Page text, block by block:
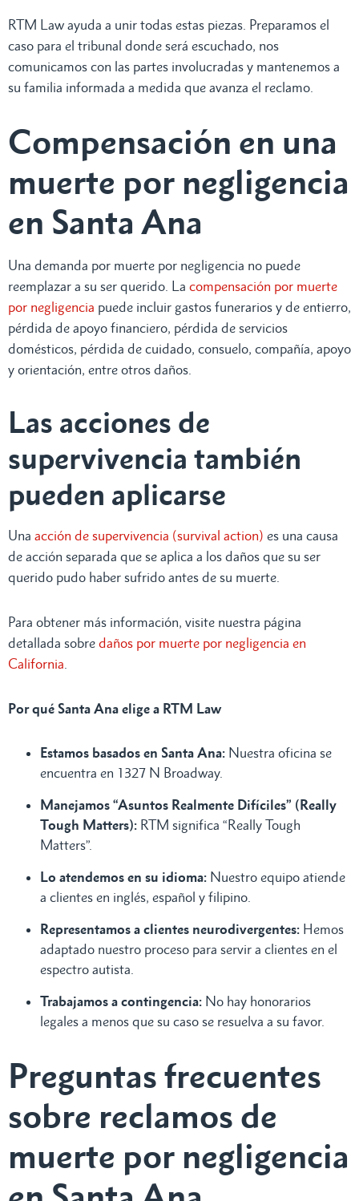
RTM Law ayuda a unir todas estas piezas. Preparamos el
caso para el tribunal donde será escuchado, nos
comunicamos con las partes involucradas y mantenemos a
su familia informada a medida que avanza el reclamo.
Compensación en una
muerte por negligencia
en Santa Ana
Una demanda por muerte por negligencia no puede
reemplazar a su ser querido. La compensación por muerte
por negligencia puede incluir gastos funerarios y de entierro,
pérdida de apoyo financiero, pérdida de servicios
domésticos, pérdida de cuidado, consuelo, compañía, apoyo
y orientación, entre otros daños.
Las acciones de
supervivencia también
pueden aplicarse
Una acción de supervivencia (survival action) es una causa
de acción separada que se aplica a los daños que su ser
querido pudo haber sufrido antes de su muerte.
Para obtener más información, visite nuestra página
detallada sobre daños por muerte por negligencia en
California
Por qué Santa Ana elige a RTM Law
Estamos basados en Santa Ana: Nuestra oficina se
encuentra en 1327 N Broadway.
Manejamos “Asuntos Realmente Difíciles” (Really
Tough Matters): RTM significa “Really Tough
Matters”.
Lo atendemos en su idioma: Nuestro equipo atiende
a clientes en inglés, español y filipino.
Representamos a clientes neurodivergentes: Hemos
adaptado nuestro proceso para servir a clientes en el
espectro autista.
Trabajamos a contingencia: No hay honorarios
legales a menos que su caso se resuelva a su favor.
Preguntas frecuentes
sobre reclamos de
muerte por negligencia